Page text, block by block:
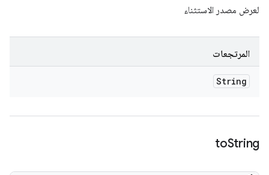
لعرض مصدر الاستثناء
المرتجعات
String
toString